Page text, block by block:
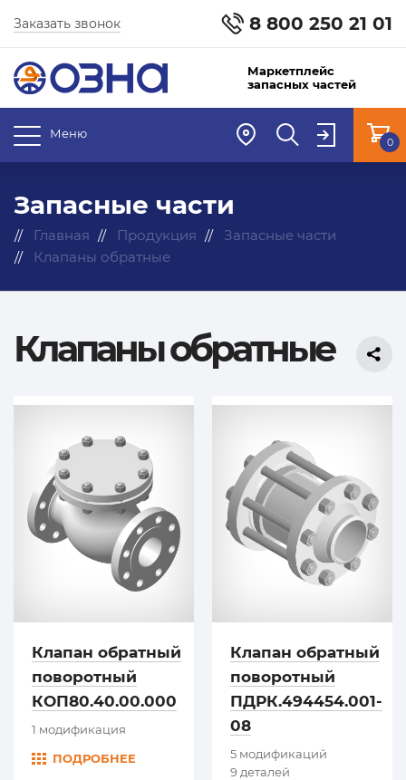
8 800 250 21 01
Заказать звонок
Маркетплейс
запасных частей
Меню
0
Запасные части
Главная Продукция
Запасные части
Клапаны обратные
Клапаны обратные
Клапан обратный
поворотный
КОП80.40.00.000
1 модификация
ПОДРОБНЕЕ
Клапан обратный
поворотный
ПДРК.494454.001-
08
5 модификаций
9 деталей